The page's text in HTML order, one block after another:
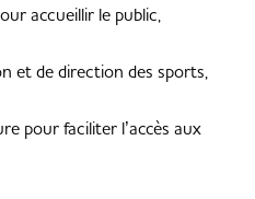
accueillir le public,
et de direction des sports,
pour faciliter l’accès aux